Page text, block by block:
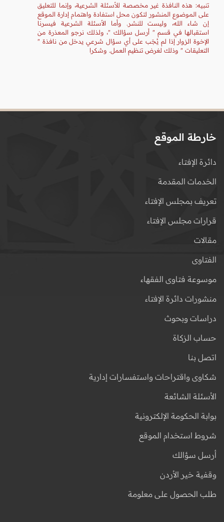
تنبيه: هذه النافذة غير مخصصة للأسئلة الشرعية، وإنما للتعليق
على الموضوع المنشور لتكون محل استفادة واهتمام إدارة الموقع
إن شاء الله، وليست للنشر. وأما الأسئلة الشرعية فيسرنا
استقبالها في قسم " أرسل سؤالك "، ولذلك نرجو المعذرة من
الإخوة الزوار إذا لم يُجَب على أي سؤال شرعي يدخل من نافذة "
التعليقات " وذلك لغرض تنظيم العمل. وشكرا
خارطة الموقع
دائرة الإفتاء
الخدمات المقدمة
تعريف بمجلس الإفتاء
قرارات مجلس الإفتاء
مقالات
الفتاوى
موسوعة فتاوى الفقهاء
منشورات دائرة الإفتاء
دراسات وبحوث
حساب الزكاة
اتصل بنا
شكاوى واقتراحات واستفسارات إدارية
الأسئلة الشائعة
بوابة الحكومة الإلكترونية
شروط استخدام الموقع
أرسل سؤالك
وقفية خير الأردن
طلب الحصول على معلومة